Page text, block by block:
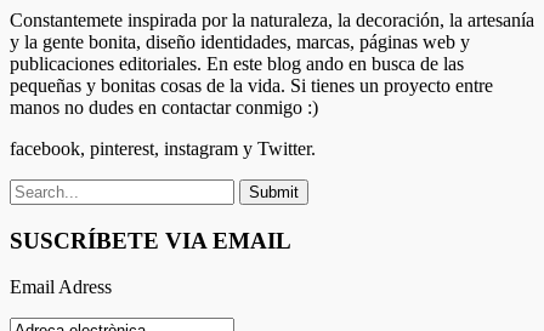
Constantemete inspirada por la naturaleza, la decoración, la artesanía
y la gente bonita, diseño identidades, marcas, páginas web y
publicaciones editoriales. En este blog ando en busca de las
pequeñas y bonitas cosas de la vida. Si tienes un proyecto entre
manos no dudes en contactar conmigo :)
facebook, pinterest, instagram y Twitter.
SUSCRÍBETE VIA EMAIL
Email Adress